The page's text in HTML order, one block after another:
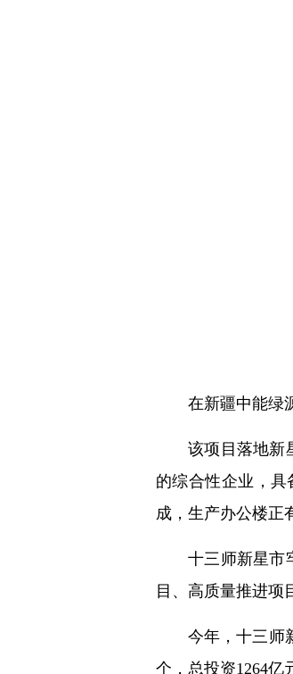
在新疆中能绿
该项目落地新
的综合性企业，具
成，生产办公楼正
十三师新星市
目、高质量推进项
今年，十三师
个，总投资1264亿